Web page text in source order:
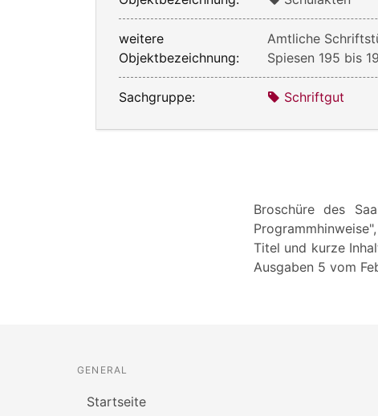
weitere
Objektbezeichnung:
Amtliche
Spiesen 195 bis
Sachgruppe: Schriftgut
Broschüre des
Titel und kurze
Ausgaben 5 vom
GENERAL
Startseite